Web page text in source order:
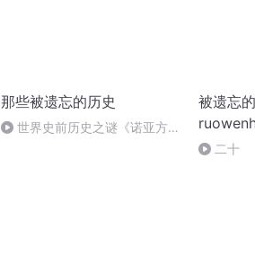
那些被遗忘的历史
世界史前历史之谜《诺亚方舟
被遗忘
二十